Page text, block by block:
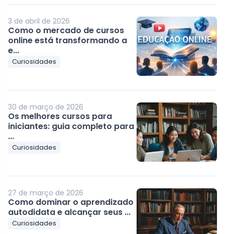
3 de abril de 2026
Como o mercado de cursos
online está transformando a
e...
Curiosidades
30 de março de 2026
Os melhores cursos para
iniciantes: guia completo para
...
Curiosidades
27 de março de 2026
Como dominar o aprendizado
autodidata e alcançar seus ...
Curiosidades